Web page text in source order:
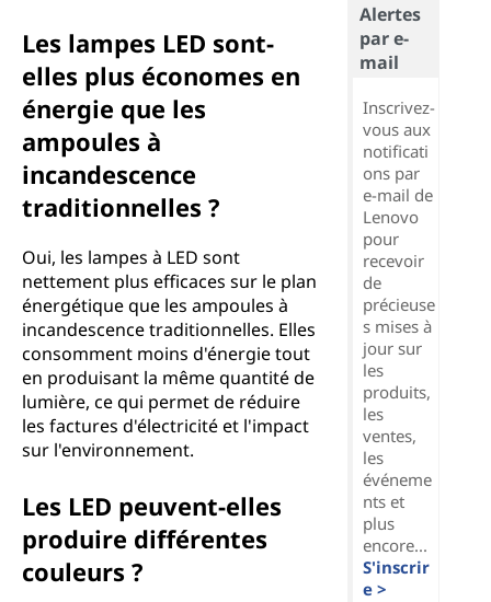
Les lampes LED sont-
elles plus économes en
énergie que les
ampoules à
incandescence
traditionnelles ?
Oui, les lampes à LED sont
nettement plus efficaces sur le plan
énergétique que les ampoules à
incandescence traditionnelles. Elles
consomment moins d'énergie tout
en produisant la même quantité de
lumière, ce qui permet de réduire
les factures d'électricité et l'impact
sur l'environnement.
Les LED peuvent-elles
produire différentes
couleurs ?
Alertes
par e-
mail
Inscrivez-
vous aux
notificati
ons par
e-mail de
Lenovo
pour
recevoir
de
précieuse
s mises à
jour sur
les
produits,
les
ventes,
les
événeme
nts et
plus
encore...
S'inscrir
e >